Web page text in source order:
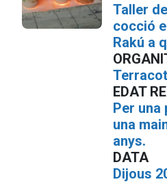
Taller
cocció
Rakú a
EDAT
Per una
una
anys.
DATA
Dijous